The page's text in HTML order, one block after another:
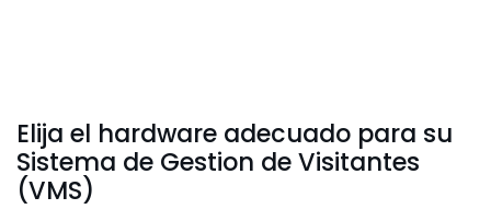
Elija el hardware adecuado para su
Sistema de Gestion de Visitantes
(VMS)